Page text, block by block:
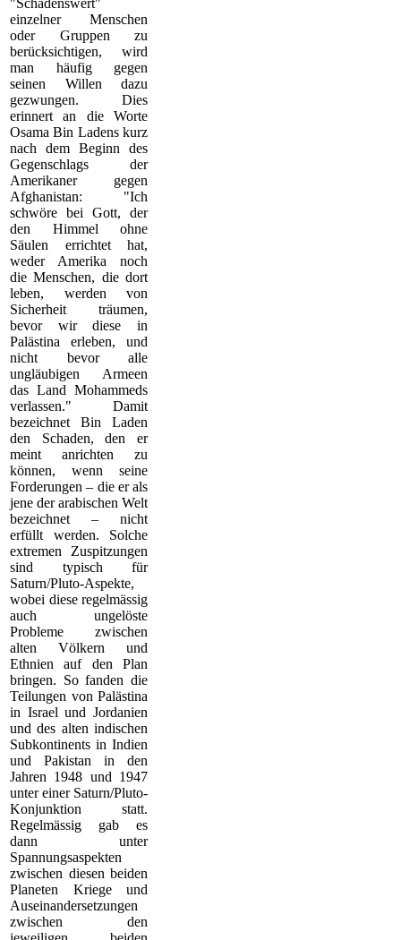
"Schadenswert"
einzelner Menschen
oder Gruppen zu
berücksichtigen, wird
man häufig gegen
seinen Willen dazu
gezwungen. Dies
erinnert an die Worte
Osama Bin Ladens kurz
nach dem Beginn des
Gegenschlags der
Amerikaner gegen
Afghanistan: "Ich
schwöre bei Gott, der
den Himmel ohne
Säulen errichtet hat,
weder Amerika noch
die Menschen, die dort
leben, werden von
Sicherheit träumen,
bevor wir diese in
Palästina erleben, und
nicht bevor alle
ungläubigen Armeen
das Land Mohammeds
verlassen." Damit
bezeichnet Bin Laden
den Schaden, den er
meint anrichten zu
können, wenn seine
Forderungen – die er als
jene der arabischen Welt
bezeichnet – nicht
erfüllt werden. Solche
extremen Zuspitzungen
sind typisch für
Saturn/Pluto-Aspekte,
wobei diese regelmässig
auch ungelöste
Probleme zwischen
alten Völkern und
Ethnien auf den Plan
bringen. So fanden die
Teilungen von Palästina
in Israel und Jordanien
und des alten indischen
Subkontinents in Indien
und Pakistan in den
Jahren 1948 und 1947
unter einer Saturn/Pluto-
Konjunktion statt.
Regelmässig gab es
dann unter
Spannungsaspekten
zwischen diesen beiden
Planeten Kriege und
Auseinandersetzungen
zwischen den